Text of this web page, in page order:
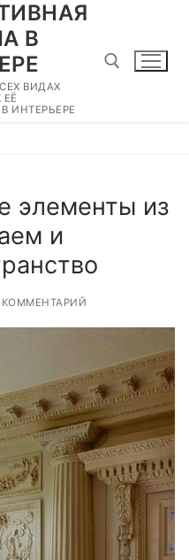
В
ВИДАХ
ИНТЕРЬЕРЕ
элементы из
и
КОММЕНТАРИЙ